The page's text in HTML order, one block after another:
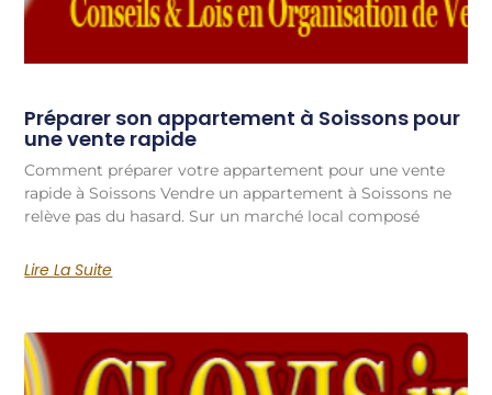
Préparer son appartement à Soissons pour
une vente rapide
Comment préparer votre appartement pour une vente
rapide à Soissons Vendre un appartement à Soissons ne
relève pas du hasard. Sur un marché local composé
Lire La Suite